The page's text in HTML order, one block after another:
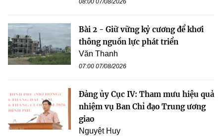
Bài 2 - Giữ vững kỷ cương để khơi
thông nguồn lực phát triển
Văn Thanh
07:00 07/08/2026
Đảng ủy Cục IV: Tham mưu hiệu quả
nhiệm vụ Ban Chỉ đạo Trung ương
giao
Nguyệt Huy